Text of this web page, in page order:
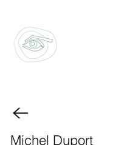
Michel Duport